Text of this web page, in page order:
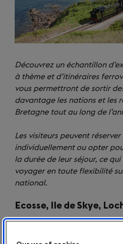
Découvrez un échantillon
à thème et d’itinéraires
vous permettront de sortir
davantage les nations et les
Bretagne tout au long de
Les visiteurs peuvent
individuellement ou opter
la durée de leur séjour, ce
voyager en toute flexibilité
national.
Ecosse, Ile de Skye,
Skye - Inverness – Glasgow –